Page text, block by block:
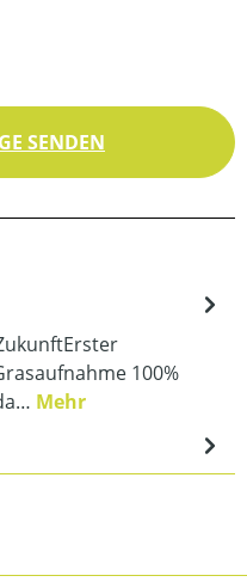
SENDEN
100%
Mehr